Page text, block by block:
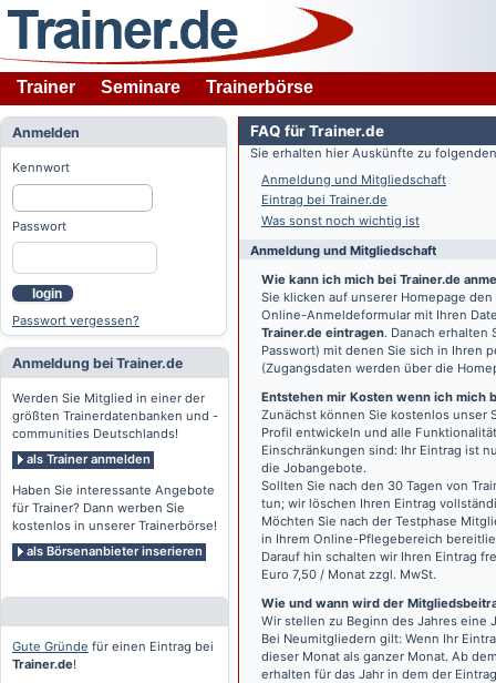
Trainer Seminare Trainerbörse
Anmelden
Kennwort
Passwort
login
Passwort vergessen?
Anmeldung bei Trainer.de
Werden Sie Mitglied in einer der
größten Trainerdatenbanken und -
communities Deutschlands!
als Trainer anmelden
Haben Sie interessante Angebote
für Trainer? Dann werben Sie
kostenlos in unserer Trainerbörse!
als Börsenanbieter inserieren
Gute Gründe für einen Eintrag bei
Trainer.de!
FAQ für Trainer.de
Sie erhalten hier Auskünfte zu
Anmeldung und Mitgliedschaft
Eintrag bei Trainer.de
Was sonst noch wichtig ist
Anmeldung und Mitgliedschaft
Wie kann ich mich bei Trainer.de
Sie klicken auf unserer Homepage
Online-Anmeldeformular mit Ihren
Trainer.de eintragen. Danach erhalten
Passwort) mit denen Sie sich in Ihren
(Zugangsdaten werden über die
Entstehen mir Kosten wenn ich mich
Zunächst können Sie kostenlos unser
Profil entwickeln und alle
Einschränkungen sind: Ihr Eintrag ist
die Jobangebote.
Sollten Sie nach den 30 Tagen von
tun; wir löschen Ihren Eintrag
Möchten Sie nach der Testphase
in Ihrem Online-Pflegebereich
Darauf hin schalten wir Ihren Eintrag
Euro 7,50 / Monat zzgl. MwSt.
Wie und wann wird der
Wir stellen zu Beginn des Jahres eine
Bei Neumitgliedern gilt: Wenn Ihr
dieser Monat als ganzer Monat. Ab
erhalten für das Jahr in dem der